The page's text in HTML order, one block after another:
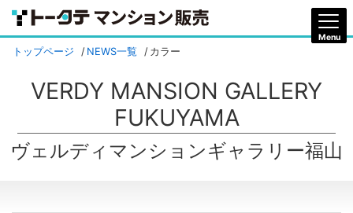
トップページ NEWS一覧 カラー
ヴェルディマンションギャラリー福山
VERDY MANSION GALLERY
FUKUYAMA